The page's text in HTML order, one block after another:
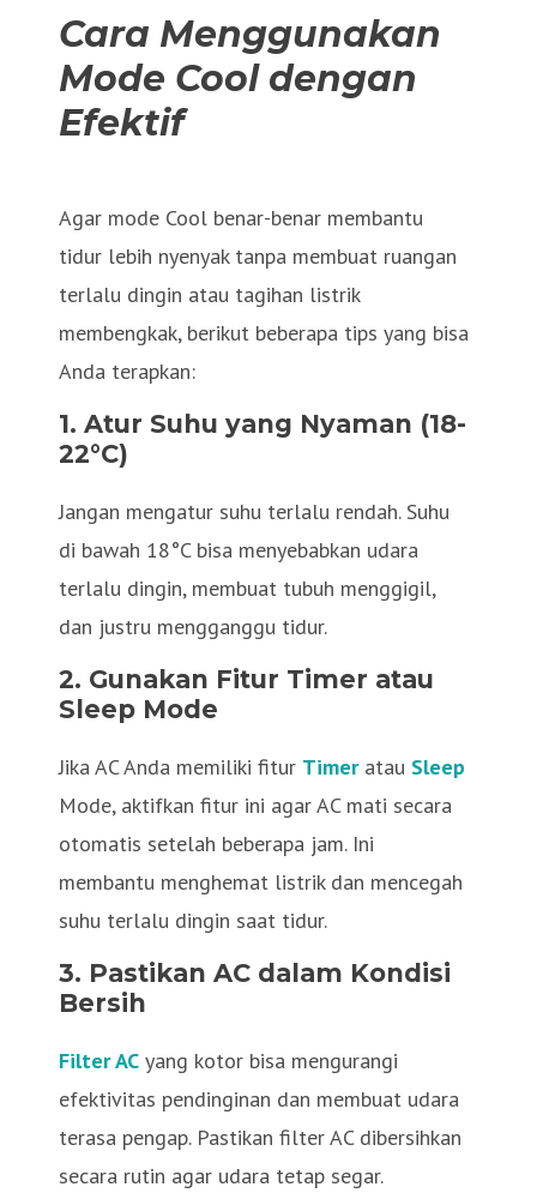
Cara Menggunakan
Mode Cool dengan
Efektif
Agar mode Cool benar-benar membantu
tidur lebih nyenyak tanpa membuat ruangan
terlalu dingin atau tagihan listrik
membengkak, berikut beberapa tips yang bisa
Anda terapkan:
1. Atur Suhu yang Nyaman (18-
22°C)
Jangan mengatur suhu terlalu rendah. Suhu
di bawah 18°C bisa menyebabkan udara
terlalu dingin, membuat tubuh menggigil,
dan justru mengganggu tidur.
2. Gunakan Fitur Timer atau
Sleep Mode
Jika AC Anda memiliki fitur Timeratau Sleep
Mode, aktifkan fitur ini agar AC mati secara
otomatis setelah beberapa jam. Ini
membantu menghemat listrik dan mencegah
suhu terlalu dingin saat tidur.
3. Pastikan AC dalam Kondisi
Bersih
Filter AC yang kotor bisa mengurangi
efektivitas pendinginan dan membuat udara
terasa pengap. Pastikan filter AC dibersihkan
secara rutin agar udara tetap segar.